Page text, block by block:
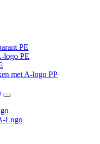
PE
logo PE
met A-logo PP
Logo